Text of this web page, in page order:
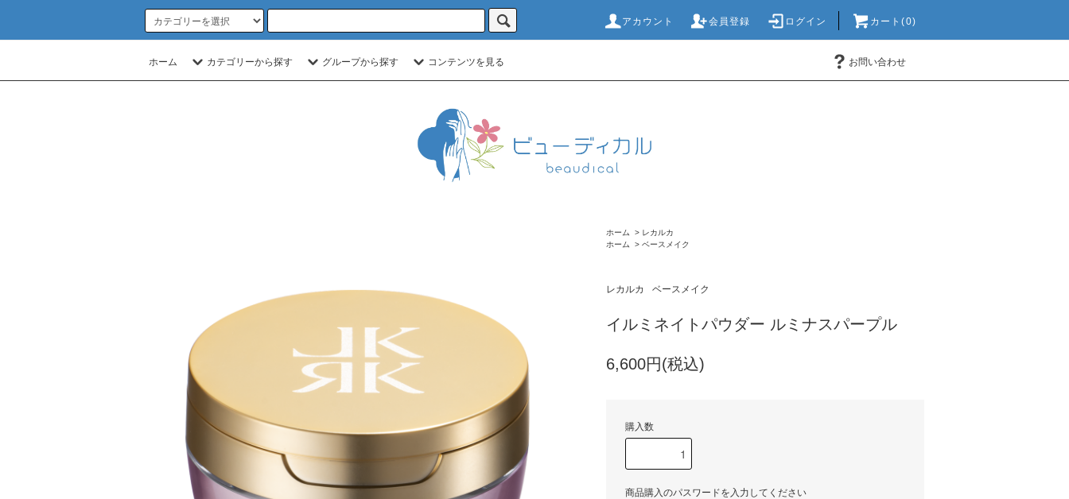
アカウント 会員登録 ログイン カート(0)
ホーム カテゴリーから探す グループから探す コンテンツを見る お問い合わせ
ホーム > レカルカ
ホーム
> ベースメイク
レカルカ ベースメイク
イルミネイトパウダー ルミナスパープル
6,600円(税込)
購入数
商品購入のパスワードを入力してください